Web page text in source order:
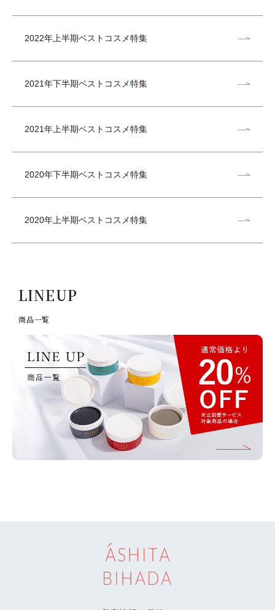
2022年上半期ベストコスメ特集
2021年下半期ベストコスメ特集
2021年上半期ベストコスメ特集
2020年下半期ベストコスメ特集
2020年上半期ベストコスメ特集
LINEUP
商品⼀覧